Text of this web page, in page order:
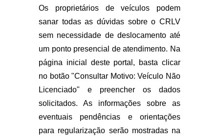
Os proprietários de veículos podem
sanar todas as dúvidas sobre o CRLV
sem necessidade de deslocamento até
um ponto presencial de atendimento. Na
página inicial deste portal, basta clicar
no botão "Consultar Motivo: Veículo Não
Licenciado" e preencher os dados
solicitados. As informações sobre as
eventuais pendências e orientações
para regularização serão mostradas na